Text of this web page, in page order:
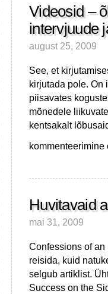
Videosid –
intervjuude
august 25, 2009
See, et
kirjutada pole. On
piisavates
mõnedele
kentsakalt
Videosid
lahkamiste,
ja
ettekanneteni
Huvitavaid
mai 31, 2009
Confessions of an
reisida, kuid
selgub artiklist.
Success on the